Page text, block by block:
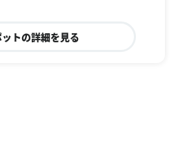
トの詳細を見る